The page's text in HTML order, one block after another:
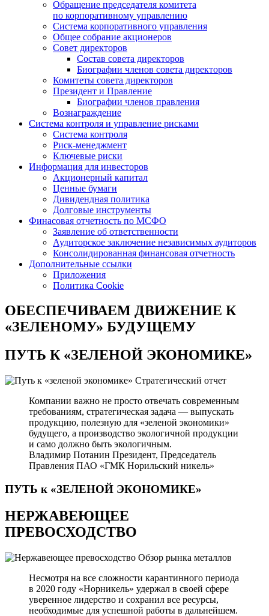
Обращение председателя комитета
по корпоративному управлению
Система корпоративного управления
Общее собрание акционеров
Совет директоров
Состав совета директоров
Биографии членов совета директоров
Комитеты совета директоров
Президент и Правление
Биографии членов правления
Вознаграждение
Система контроля и управление рисками
Система контроля
Риск-менеджмент
Ключевые риски
Информация для инвесторов
Акционерный капитал
Ценные бумаги
Дивидендная политика
Долговые инструменты
Финасовая отчетность по МСФО
Заявление об ответственности
Аудиторское заключение независимых аудиторов
Консолидированная финансовая отчетность
Дополнительные ссылки
Приложения
Политика Cookie
ОБЕСПЕЧИВАЕМ ДВИЖЕНИЕ К
«ЗЕЛЕНОМУ» БУДУЩЕМУ
ПУТЬ К«ЗЕЛЕНОЙ ЭКОНОМИКЕ»
Стратегический отчет
Компании важно не просто отвечать современным
требованиям, стратегическая задача — выпускать
продукцию, полезную для «зеленой экономики»
будущего, а производство экологичной продукции
и само должно быть экологичным.
Владимир Потанин Президент, Председатель
Правления ПАО «ГМК Норильский никель»
ПУТЬ к «ЗЕЛЕНОЙ ЭКОНОМИКЕ»
НЕРЖАВЕЮЩЕЕ
ПРЕВОСХОДСТВО
Обзор рынка металлов
Несмотря на все сложности карантинного периода
в 2020 году «Норникель» удержал в своей сфере
уверенное лидерство и сохранил все ресурсы,
необходимые для успешной работы в дальнейшем.